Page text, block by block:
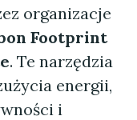
organizacje
Footprint
. Te narzędzia
energii,
i